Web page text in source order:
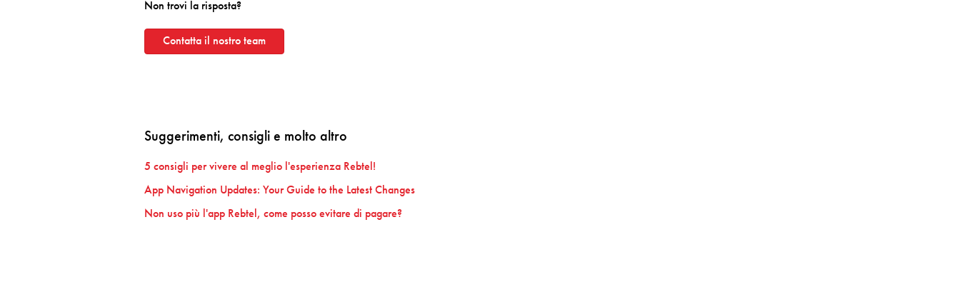
Non trovi la risposta?
Contatta il nostro team
Suggerimenti, consigli e molto altro
5 consigli per vivere al meglio l'esperienza Rebtel!
App Navigation Updates: Your Guide to the Latest Changes
Non uso più l'app Rebtel, come posso evitare di pagare?